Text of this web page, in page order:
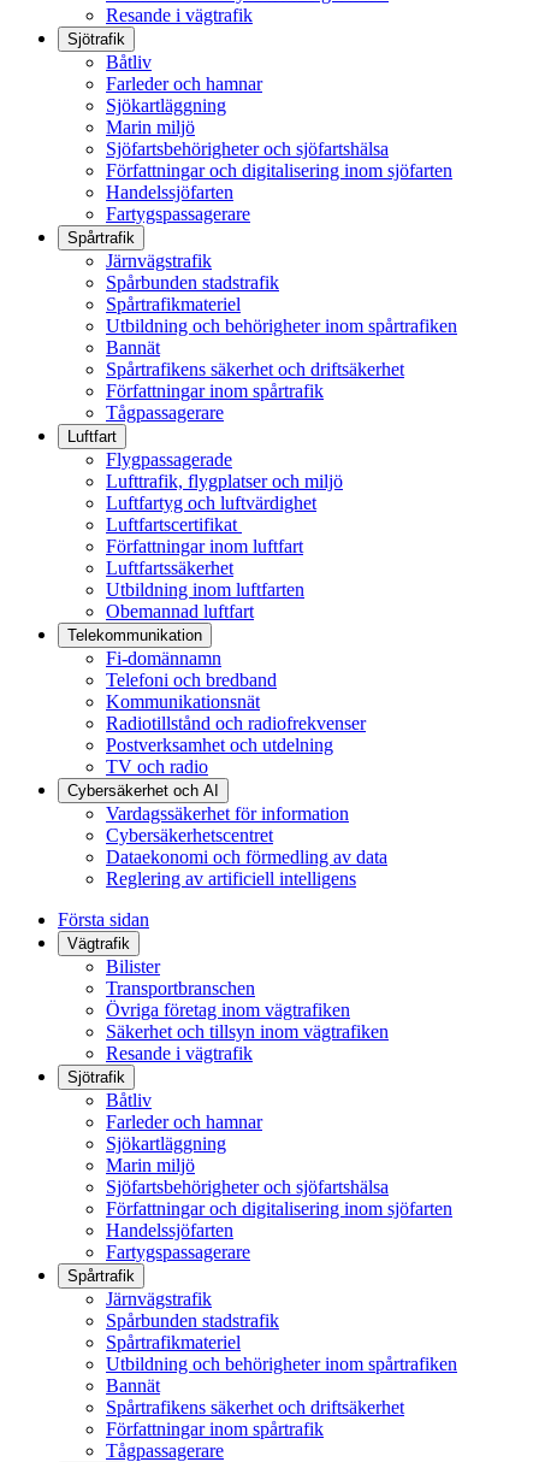
Resande i vägtrafik
Sjötrafik
Båtliv
Farleder och hamnar
Sjökartläggning
Marin miljö
Sjöfartsbehörigheter och sjöfartshälsa
Författningar och digitalisering inom sjöfarten
Handelssjöfarten
Fartygspassagerare
Spårtrafik
Järnvägstrafik
Spårbunden stadstrafik
Spårtrafikmateriel
Utbildning och behörigheter inom spårtrafiken
Bannät
Spårtrafikens säkerhet och driftsäkerhet
Författningar inom spårtrafik
Tågpassagerare
Luftfart
Flygpassagerade
Lufttrafik, flygplatser och miljö
Luftfartyg och luftvärdighet
Luftfartscertifikat
Författningar inom luftfart
Luftfartssäkerhet
Utbildning inom luftfarten
Obemannad luftfart
Telekommunikation
Fi-domännamn
Telefoni och bredband
Kommunikationsnät
Radiotillstånd och radiofrekvenser
Postverksamhet och utdelning
TV och radio
Cybersäkerhet och AI
Vardagssäkerhet för information
Cybersäkerhetscentret
Dataekonomi och förmedling av data
Reglering av artificiell intelligens
Första sidan
Vägtrafik
Bilister
Transportbranschen
Övriga företag inom vägtrafiken
Säkerhet och tillsyn inom vägtrafiken
Resande i vägtrafik
Sjötrafik
Båtliv
Farleder och hamnar
Sjökartläggning
Marin miljö
Sjöfartsbehörigheter och sjöfartshälsa
Författningar och digitalisering inom sjöfarten
Handelssjöfarten
Fartygspassagerare
Spårtrafik
Järnvägstrafik
Spårbunden stadstrafik
Spårtrafikmateriel
Utbildning och behörigheter inom spårtrafiken
Bannät
Spårtrafikens säkerhet och driftsäkerhet
Författningar inom spårtrafik
Tågpassagerare